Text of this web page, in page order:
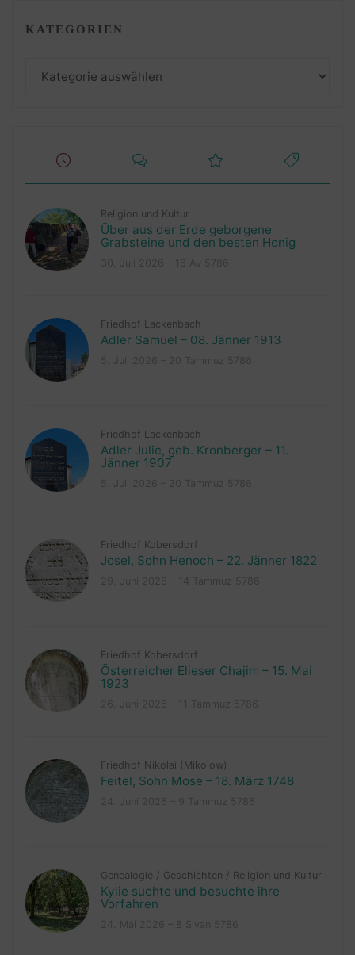
KATEGORIEN
Religion und Kultur
Über aus der Erde geborgene
Grabsteine und den besten Honig
Friedhof Lackenbach
Adler Samuel – 08. Jänner 1913
Friedhof Lackenbach
Adler Julie, geb. Kronberger – 11.
Jänner 1907
Friedhof Kobersdorf
Josel, Sohn Henoch – 22. Jänner 1822
Friedhof Kobersdorf
Österreicher Elieser Chajim – 15. Mai
1923
Friedhof Nikolai (Mikolow)
Feitel, Sohn Mose – 18. März 1748
Genealogie / Geschichten / Religion und Kultur
Kylie suchte und besuchte ihre
Vorfahren